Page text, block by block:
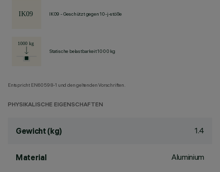
IK09 - Geschützt gegen 10-j-stöße
Statische belastbarkeit 1000 kg
Entspricht EN60598-1 und den geltenden Vorschriften.
PHYSIKALISCHE EIGENSCHAFTEN
Gewicht (kg) 1.4
Material Aluminium